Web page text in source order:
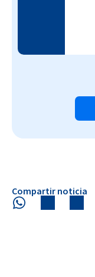
Compartir noticia